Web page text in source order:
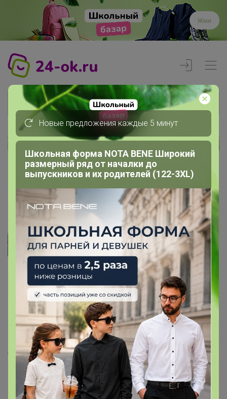
Жми
Реклама
Главная
Члены клуба
snoopi
snoopi
Великий магистр
17 53
На сайте 11 часов назад
День рождения 04 ноября
Железногорск
В клубе с 27 января 2013 г.
Новые предложения каждые 5 минут
Школьная форма NOTA BENE Широкий
размерный ряд от началки до
выпускников и их родителей (122-3XL)